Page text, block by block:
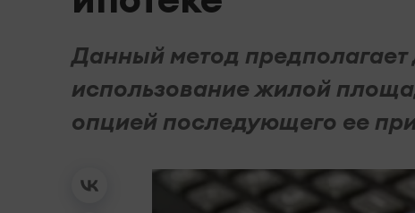
Данный метод
использование жилой
опцией последующего ее